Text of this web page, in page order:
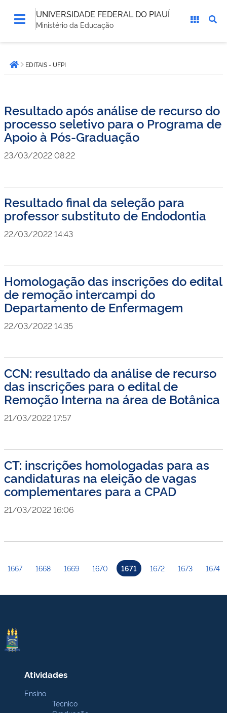
UNIVERSIDADE FEDERAL DO PIAUÍ
Ministério da Educação
está
aqui:Página inicial
EDITAIS - UFPI
Resultado após análise de recurso do
processo seletivo para o Programa de
Apoio à Pós-Graduação
23/03/2022 08:22
Resultado final da seleção para
professor substituto de Endodontia
22/03/2022 14:43
Homologação das inscrições do edital
de remoção intercampi do
Departamento de Enfermagem
22/03/2022 14:35
CCN: resultado da análise de recurso
das inscrições para o edital de
Remoção Interna na área de Botânica
21/03/2022 17:57
CT: inscrições homologadas para as
candidaturas na eleição de vagas
complementares para a CPAD
21/03/2022 16:06
1667 1668 1669 1670 1671 1672 1673 1674
Atividades
Ensino
Técnico